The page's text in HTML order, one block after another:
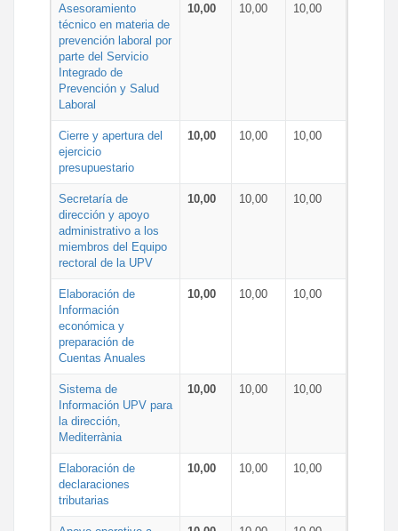
Asesoramiento
técnico en materia de
prevención laboral por
parte del Servicio
Integrado de
Prevención y Salud
Laboral
10,00 10,00 10,00
Cierre y apertura del
ejercicio
presupuestario
10,00 10,00 10,00
Secretaría de
dirección y apoyo
administrativo a los
miembros del Equipo
rectoral de la UPV
10,00 10,00 10,00
Elaboración de
Información
económica y
preparación de
Cuentas Anuales
10,00 10,00 10,00
Sistema de
Información UPV para
la dirección,
Mediterrània
10,00 10,00 10,00
Elaboración de
declaraciones
tributarias
10,00 10,00 10,00